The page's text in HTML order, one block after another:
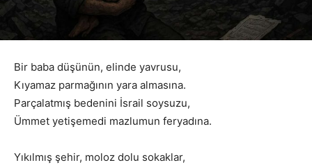
Bir baba düşünün, elinde yavrusu,
Kıyamaz parmağının yara almasına.
Parçalatmış bedenini İsrail soysuzu,
Ümmet yetişemedi mazlumun feryadına.
Yıkılmış şehir, moloz dolu sokaklar,